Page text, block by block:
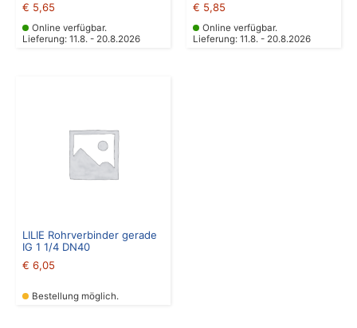
€ 5,65
Online verfügbar.
Lieferung: 11.8. - 20.8.2026
€ 5,85
Online verfügbar.
Lieferung: 11.8. - 20.8.2026
LILIE Rohrverbinder gerade
IG 1 1/4 DN40
€ 6,05
Bestellung möglich.